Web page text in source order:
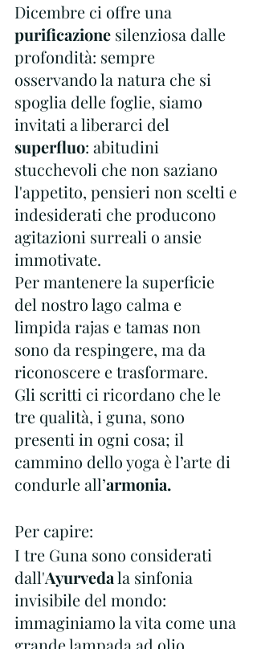
Dicembre ci offre una
purificazione silenziosa dalle
profondità: sempre
osservando la natura che si
spoglia delle foglie, siamo
invitati a liberarci del
superfluo: abitudini
stucchevoli che non saziano
l'appetito, pensieri non scelti e
indesiderati che producono
agitazioni surreali o ansie
immotivate.
Per mantenere la superficie
del nostro lago calma e
limpida rajas e tamas non
sono da respingere, ma da
riconoscere e trasformare.
Gli scritti ci ricordano che le
tre qualità, i guna, sono
presenti in ogni cosa; il
cammino dello yoga è l’arte di
condurle all’armonia.
Per capire:
I tre Guna sono considerati
dall'Ayurveda la sinfonia
invisibile del mondo:
immaginiamo la vita come una
grande lampada ad olio,